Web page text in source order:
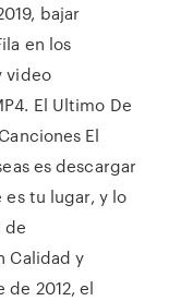
bajar
en los
video
El Ultimo De
El
es descargar
es tu lugar, y lo
de
Calidad y
de 2012, el